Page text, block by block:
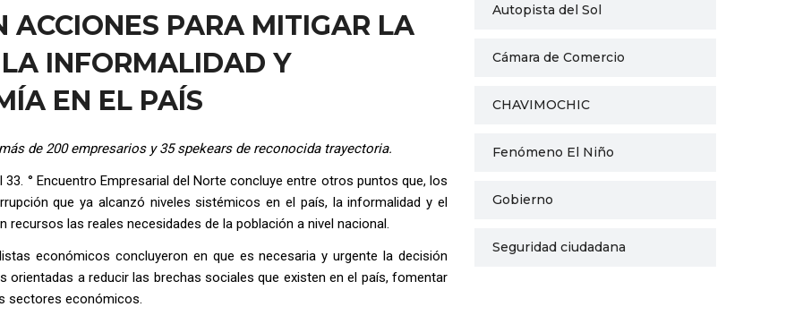
ACCIONES PARA MITIGAR LA
INFORMALIDAD Y
EN EL PAÍS
de 200 empresarios y 35 spekears de reconocida trayectoria.
° Encuentro Empresarial del Norte concluye entre otros puntos que, los
que ya alcanzó niveles sistémicos en el país, la informalidad y el
las reales necesidades de la población a nivel nacional.
económicos concluyeron en que es necesaria y urgente la decisión
orientadas a reducir las brechas sociales que existen en el país, fomentar
sectores económicos.
Autopista del Sol
Cámara de Comercio
CHAVIMOCHIC
Fenómeno El Niño
Gobierno
Seguridad ciudadana